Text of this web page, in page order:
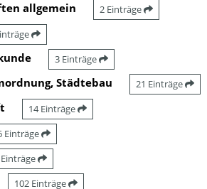
allgemein 2 Einträge
3 Einträge
Städtebau 21 Einträge
14 Einträge
Einträge
102 Einträge